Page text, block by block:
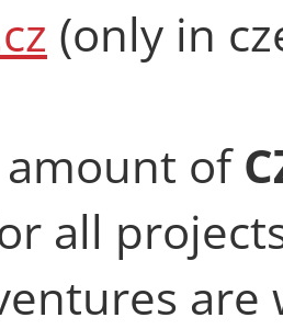
(only in
of
all